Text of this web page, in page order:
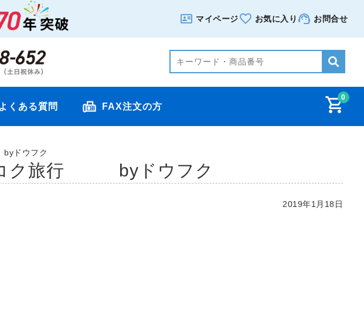
マイページ お気に入り お問合せ
0
よくある質問 FAX注文の方
ドウフク
ク旅行 byドウフク
2019年1月18日